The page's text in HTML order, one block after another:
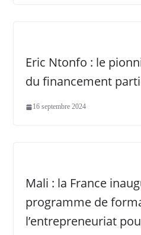
Eric Ntonfo : le
du financement
16 septembre 2024
Mali : la France
programme de
l’entrepreneuriat